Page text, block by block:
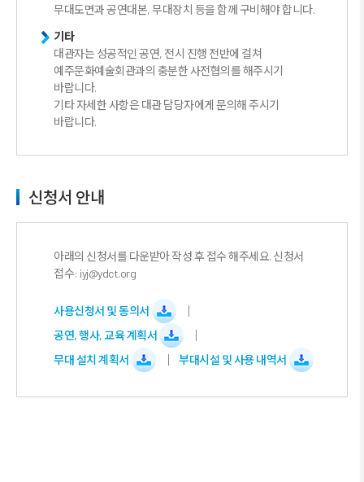
무대도면과 공연대본, 무대장치 등을 함께 구비해야 합니다.
기타
대관자는 성공적인 공연, 전시 진행 전반에 걸쳐
예주문화예술회관과의 충분한 사전협의를 해주시기
바랍니다.
기타 자세한 사항은 대관 담당자에게 문의해 주시기
바랍니다.
신청서 안내
아래의 신청서를 다운받아 작성 후 접수 해주세요. 신청서
접수: iyj@ydct.org
사용신청서 및 동의서
공연, 행사, 교육 계획서
무대 설치 계획서
부대시설 및 사용 내역서